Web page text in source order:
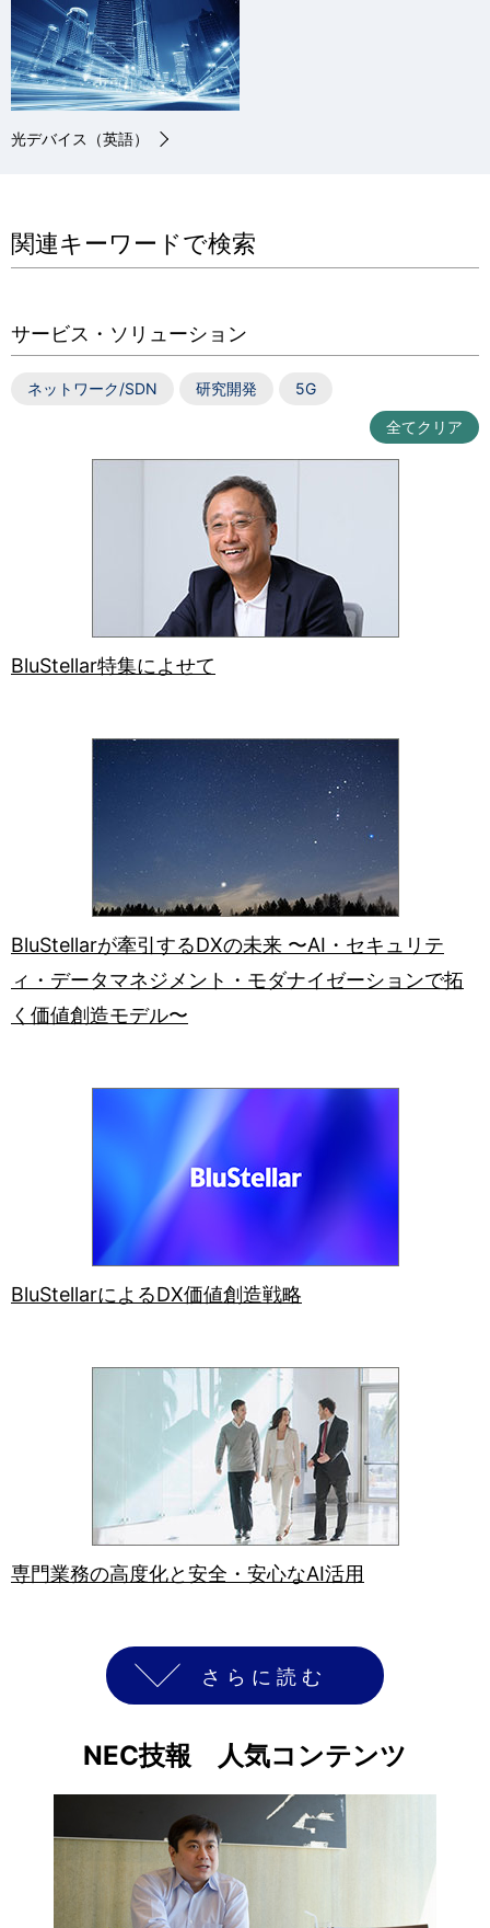
光デバイス（英語）
関連キーワードで検索
サービス・ソリューション
ネットワーク/SDN 研究開発 5G
全てクリア
BluStellar特集によせて
BluStellarが牽引するDXの未来 〜AI・セキュリテ
ィ・データマネジメント・モダナイゼーションで拓
く価値創造モデル〜
BluStellarによるDX価値創造戦略
専門業務の高度化と安全・安心なAI活用
さらに読む
NEC技報 人気コンテンツ